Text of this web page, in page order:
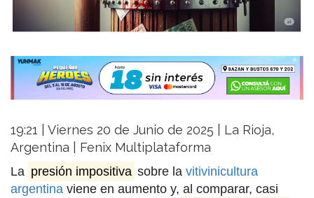
19:21 | Viernes 20 de Junio de 2025 | La Rioja,
Argentina | Fenix Multiplataforma
La presión impositiva sobre lavitivinicultura
argentina viene en aumento y, al comparar, casi